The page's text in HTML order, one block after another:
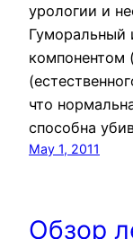
урологии и
Гуморальный
компонентом
что
способна
May 1, 2011
Обзор